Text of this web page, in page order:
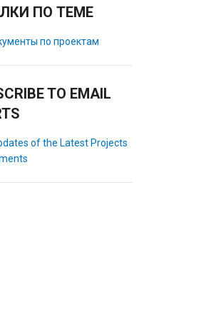
ПО ТЕМЕ
по проектам
TO EMAIL
of the Latest Projects